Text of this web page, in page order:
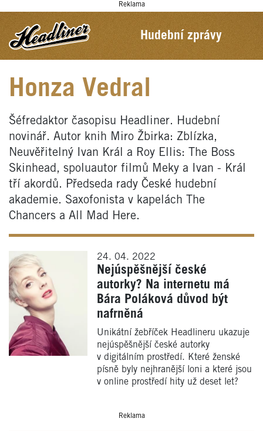
Reklama
Hudební zprávy
Honza Vedral
Šéfredaktor časopisu Headliner. Hudební
novinář. Autor knih Miro Žbirka: Zblízka,
Neuvěřitelný Ivan Král a Roy Ellis: The Boss
Skinhead, spoluautor filmů Meky a Ivan - Král
tří akordů. Předseda rady České hudební
akademie. Saxofonista v kapelách The
Chancers a All Mad Here.
24. 04. 2022
Nejúspěšnější české
autorky? Na internetu má
Bára Poláková důvod být
nafrněná
Unikátní žebříček Headlineru ukazuje
nejúspěšnější české autorky
v digitálním prostředí. Které ženské
písně byly nejhranější loni a které jsou
v online prostředí hity už deset let?
Reklama